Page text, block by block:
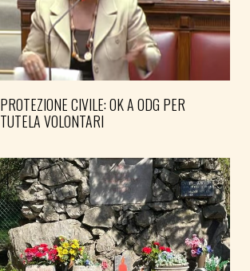
PROTEZIONE CIVILE: OK A ODG PER
TUTELA VOLONTARI